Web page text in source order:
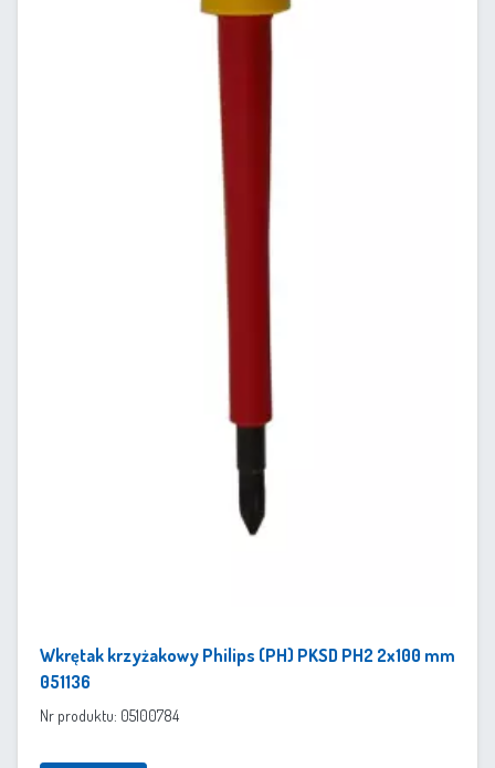
Wkrętak krzyżakowy Philips (PH) PKSD PH2 2x100 mm
051136
Nr produktu: 05100784